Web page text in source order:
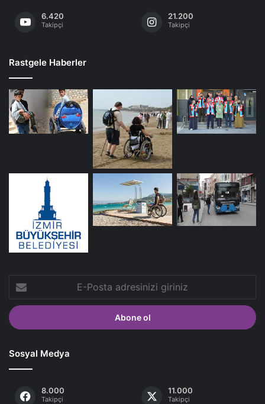
6.420
Takipçi
21.200
Takipçi
Rastgele Haberler
Posta
adresinizi
giriniz
Sosyal Medya
8.000
Takipçi
11.000
Takipçi